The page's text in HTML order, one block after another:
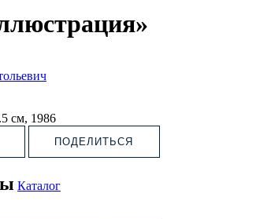
см, 1986
ПОДЕЛИТЬСЯ
Каталог